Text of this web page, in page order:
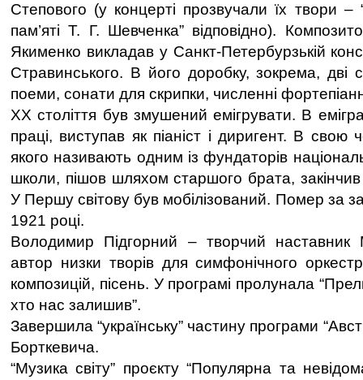
Степового (у концерті прозвучали їх твори –
пам’яті Т. Г. Шевченка” відповідно).
Якименко викладав у Санкт-Петербурзькій
Стравинського. В його доробку, зокрема, дві
поеми, сонати для скрипки, численні
ХХ століття був змушений емігрувати. В
праці, виступав як піаніст і диригент. В свою
якого називають одним із фундаторів
школи, пішов шляхом старшого брата,
У Першу світову був мобілізований. Помер за
1921 році.
Володимир Підгорний – творчий наставник
автор низки творів для симфонічного
композицій, пісень. У програмі пролунала
хто нас залишив”.
Завершила “українську” частину програми
Борткевича.
“Музика світу” проєкту “Популярна та